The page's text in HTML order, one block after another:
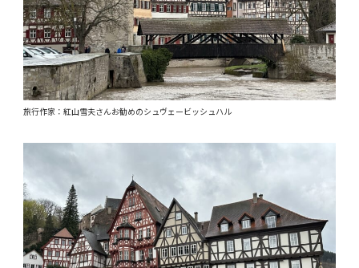
旅行作家：紅山雪夫さんお勧めのシュヴェービッシュハル